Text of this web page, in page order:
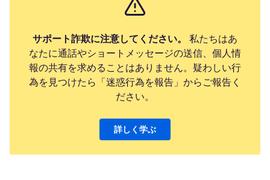
サポート詐欺に注意してください。
私たちはあ
なたに通話やショートメッセージの送信、個人情
報の共有を求めることはありません。疑わしい行
為を見つけたら「迷惑行為を報告」からご報告く
ださい。
詳しく学ぶ